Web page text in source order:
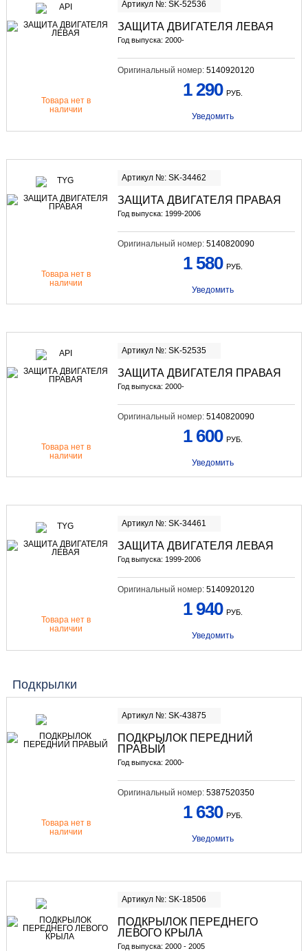
Артикул №: SK-52536
ЗАЩИТА ДВИГАТЕЛЯ ЛЕВАЯ
Год выпуска: 2000-
Оригинальный номер: 5140920120
Товара нет в
наличии
1 290 РУБ.
Уведомить
Артикул №: SK-34462
ЗАЩИТА ДВИГАТЕЛЯ ПРАВАЯ
Год выпуска: 1999-2006
Оригинальный номер: 5140820090
Товара нет в
наличии
1 580 РУБ.
Уведомить
Артикул №: SK-52535
ЗАЩИТА ДВИГАТЕЛЯ ПРАВАЯ
Год выпуска: 2000-
Оригинальный номер: 5140820090
Товара нет в
наличии
1 600 РУБ.
Уведомить
Артикул №: SK-34461
ЗАЩИТА ДВИГАТЕЛЯ ЛЕВАЯ
Год выпуска: 1999-2006
Оригинальный номер: 5140920120
Товара нет в
наличии
1 940 РУБ.
Уведомить
Подкрылки
Артикул №: SK-43875
ПОДКРЫЛОК ПЕРЕДНИЙ
ПРАВЫЙ
Год выпуска: 2000-
Оригинальный номер: 5387520350
Товара нет в
наличии
1 630 РУБ.
Уведомить
Артикул №: SK-18506
ПОДКРЫЛОК ПЕРЕДНЕГО
ЛЕВОГО КРЫЛА
Год выпуска: 2000 - 2005